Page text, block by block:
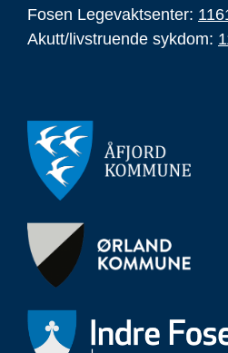
Fosen Legevaktsenter:
Akutt/livstruende sykdom: